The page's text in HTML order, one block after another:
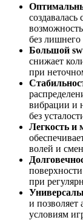
без
Большой
снижает
при
вибрации и
без
Легкость и
волей и
при
и позволяет
условиям